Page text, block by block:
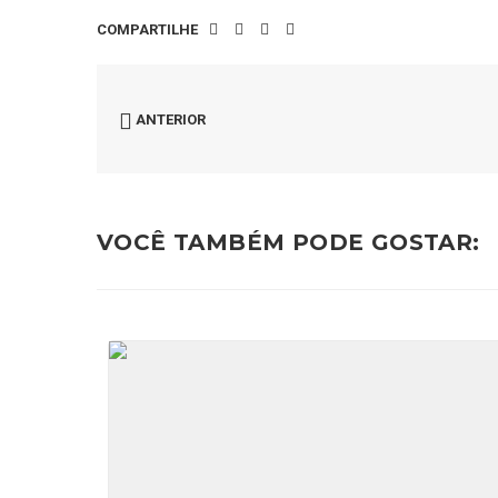
COMPARTILHE
ANTERIOR
VOCÊ TAMBÉM PODE GOSTAR: